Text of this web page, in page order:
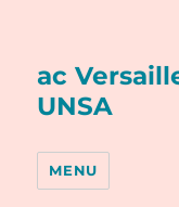
ac
UNSA
MENU